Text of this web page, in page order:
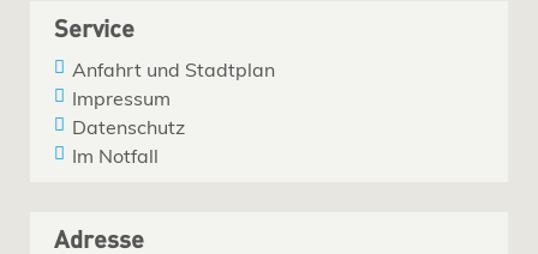
Service
Anfahrt und Stadtplan
Impressum
Datenschutz
Im Notfall
Adresse